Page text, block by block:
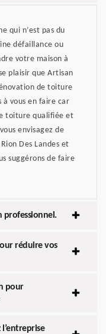
qui n’est pas du
défaillance ou
votre maison à
plaisir que Artisan
de toiture
à vous en faire car
toiture qualifiée et
envisagez de
Des Landes et
suggérons de faire
professionnel.
réduire vos
pour